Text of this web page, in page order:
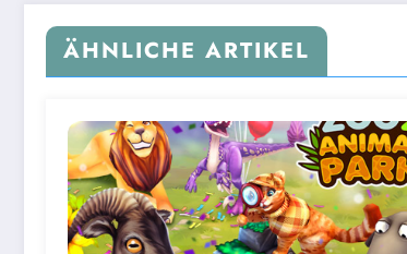
ÄHNLICHE ARTIKEL